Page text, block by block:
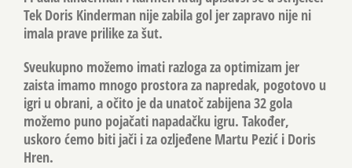
Tek Doris Kinderman nije zabila gol jer zapravo nije ni
imala prave prilike za šut.
Sveukupno možemo imati razloga za optimizam jer
zaista imamo mnogo prostora za napredak, pogotovo u
igri u obrani, a očito je da unatoč zabijena 32 gola
možemo puno pojačati napadačku igru. Također,
uskoro ćemo biti jači i za ozljeđene Martu Pezić i Doris
Hren.